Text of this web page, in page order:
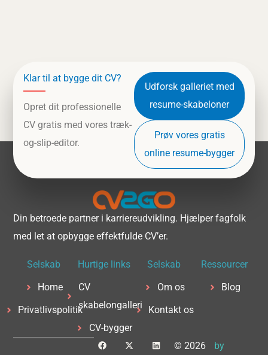
Klar til at bygge dit CV?
Opret dit professionelle
CV gratis med vores træk-
og-slip-editor.
Udforsk galleriet med
resume-skabeloner
Prøv vores gratis
online resume-bygger
Din betroede partner i karriereudvikling. Hjælper fagfolk
med let at opbygge effektfulde CV’er.
Selskab
Home
Privatlivspolitik
Hurtige links
CV
skabelongalleri
CV-bygger
Selskab
Om os
Kontakt os
Ressourcer
Blog
© 2026 by
F
a
X
-
L
i